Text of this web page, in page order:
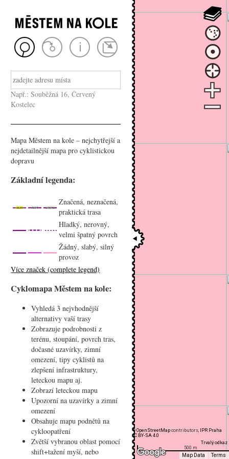
Např.: Souběžná 16, Červený
Kostelec
Mapa Městem na kole – nejchytřejší a
nejdetailnější mapa pro cyklistickou
dopravu
Základní legenda:
Značená, neznačená,
praktická trasa
Hladký, nerovný,
velmi špatný povrch
Žádný, slabý, silný
provoz
Více značek (complete legend)
Cyklomapa Městem na kole:
Vyhledá 3 nejvhodnější
alternativy vaší trasy
Zobrazuje podrobnosti z
terénu, stoupání, povrch tras,
dočasné uzavírky, zimní
omezení, tipy cyklistů na
zlepšení infrastruktury,
leteckou mapu aj.
Zobrazí leteckou mapu
Upozorní na uzavírky a zimní
omezení
Obsahuje mapu podnětů na
cykloopatření
Zvětší vybranou oblast pomocí
shift+tažení myší, nebo
© OpenStreetMap contributors,
IPR Praha
CC BY-SA 4.0
Trvalý odkaz
500 m
Map Data Terms